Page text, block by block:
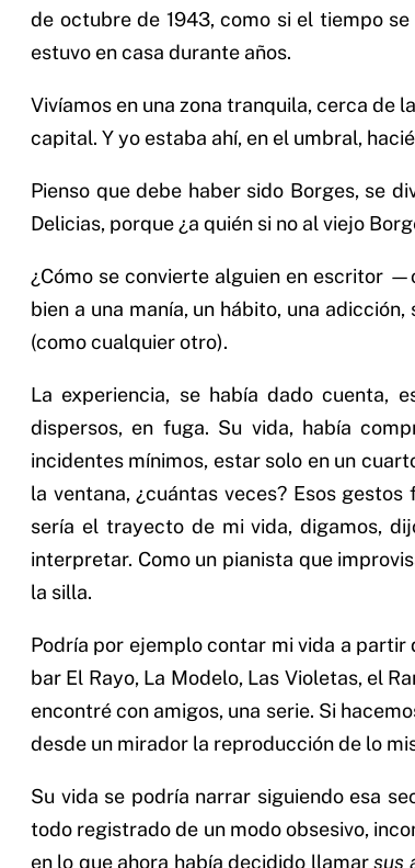
de octubre de 1943, como si el tiempo
estuvo en casa durante años.
Vivíamos en una zona tranquila, cerca de
capital. Y yo estaba ahí, en el umbral,
Pienso que debe haber sido Borges, se
Delicias, porque ¿a quién si no al viejo
¿Cómo se convierte alguien en escritor
bien a una manía, un hábito, una
(como cualquier otro).
La experiencia, se había dado cuenta,
dispersos, en fuga. Su vida, había
incidentes mínimos, estar solo en un
la ventana, ¿cuántas veces? Esos
sería el trayecto de mi vida, digamos,
interpretar. Como un pianista que
la silla.
Podría por ejemplo contar mi vida a partir
bar El Rayo, La Modelo, Las Violetas, el
encontré con amigos, una serie. Si
desde un mirador la reproducción de lo
Su vida se podría narrar siguiendo esa
todo registrado de un modo obsesivo,
en lo que ahora había decidido llamarsus